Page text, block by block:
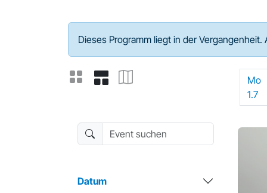
Programm - 2024
Dieses Programm liegt in der
Event suchen
Datum
Mo
1.7